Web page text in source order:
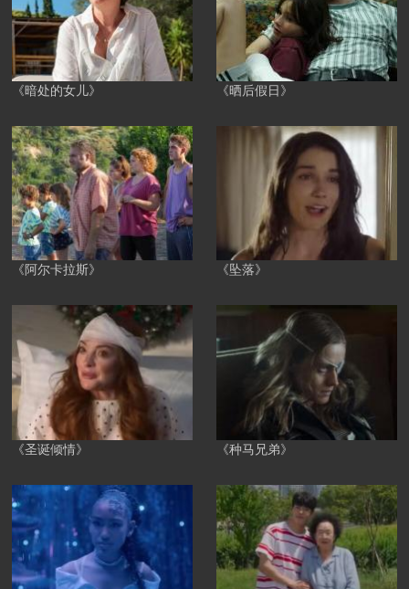
《暗处的女儿》 《晒后假日》
《阿尔卡拉斯》 《坠落》
《圣诞倾情》 《种马兄弟》